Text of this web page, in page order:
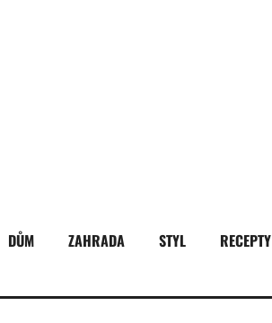
DŮM ZAHRADA STYL RECEPTY